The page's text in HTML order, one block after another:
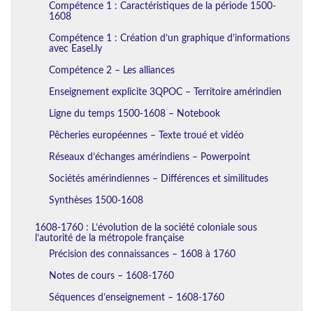
Compétence 1 : Caractéristiques de la période 1500-
1608
Compétence 1 : Création d’un graphique d’informations
avec Easel.ly
Compétence 2 – Les alliances
Enseignement explicite 3QPOC – Territoire amérindien
Ligne du temps 1500-1608 – Notebook
Pêcheries européennes – Texte troué et vidéo
Réseaux d’échanges amérindiens – Powerpoint
Sociétés amérindiennes – Différences et similitudes
Synthèses 1500-1608
1608-1760 : L’évolution de la société coloniale sous
l’autorité de la métropole française
Précision des connaissances – 1608 à 1760
Notes de cours – 1608-1760
Séquences d’enseignement – 1608-1760